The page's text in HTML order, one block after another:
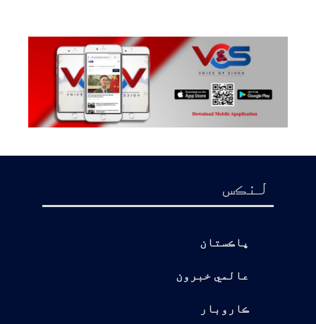
لنڪس
پاڪستان
عالمي خبرون
ڪاروبار